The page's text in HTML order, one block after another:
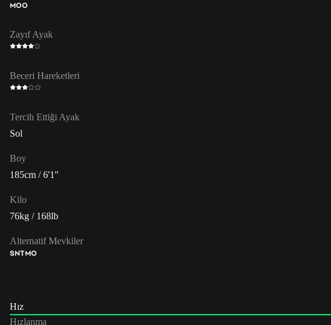
MOO
Zayıf Ayak
Beceri Hareketleri
Tercih Ettiği Ayak
Sol
Boy
185cm / 6'1"
Kilo
76kg / 168lb
Alternatif Mevkiler
SNTMO
Hız
Hızlanma